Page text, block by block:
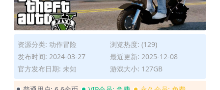
资源分类: 动作冒险
浏览热度: (129)
发布时间: 2024-03-27
最近更新: 2025-12-08
官方发布日期: 未知
游戏大小: 127GB